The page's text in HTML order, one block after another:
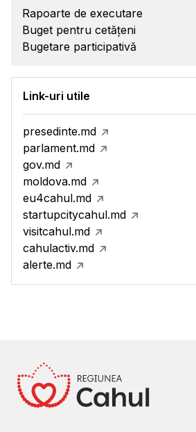
Rapoarte de executare
Buget pentru cetățeni
Bugetare participativă
Link-uri utile
presedinte.md
parlament.md
gov.md
moldova.md
eu4cahul.md
startupcitycahul.md
visitcahul.md
cahulactiv.md
alerte.md